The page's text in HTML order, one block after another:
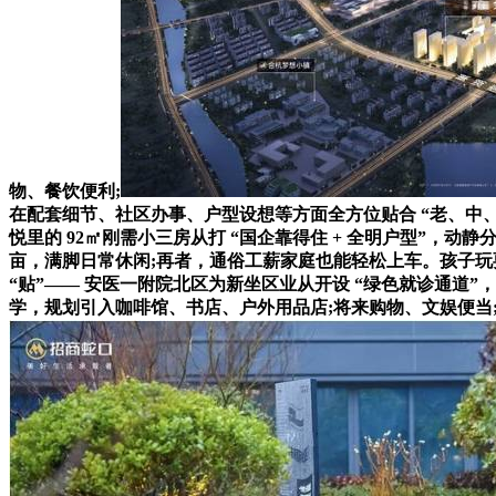
物、餐饮便利;
在配套细节、社区办事、户型设想等方面全方位贴合 “老、中
悦里的 92㎡刚需小三房从打 “国企靠得住 + 全明户型”，动静
亩，满脚日常休闲;再者，通俗工薪家庭也能轻松上车。孩子
“贴”—— 安医一附院北区为新坐区业从开设 “绿色就诊通道”
学，规划引入咖啡馆、书店、户外用品店;将来购物、文娱便